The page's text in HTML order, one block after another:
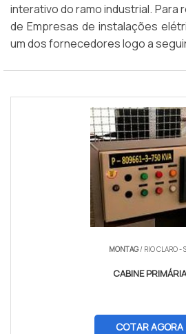
interativo do ramo industrial. Para
de Empresas de instalações
um dos fornecedores logo a
MONTAG/ RIO CLARO -
CABINE PRIMÁRIA
COTAR AGORA